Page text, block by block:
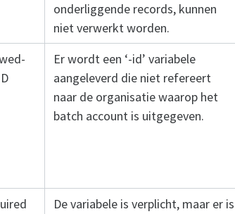
onderliggende records, kunnen
niet verwerkt worden.
Er wordt een ‘-id’ variabele
aangeleverd die niet refereert
naar de organisatie waarop het
batch account is uitgegeven.
De variabele is verplicht, maar er is